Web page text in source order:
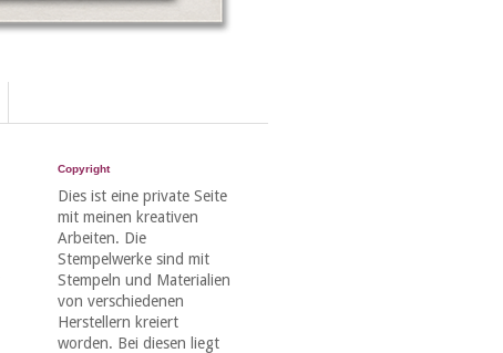
Copyright
Dies ist eine private Seite
mit meinen kreativen
Arbeiten. Die
Stempelwerke sind mit
Stempeln und Materialien
von verschiedenen
Herstellern kreiert
worden. Bei diesen liegt